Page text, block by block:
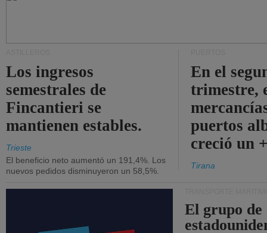
Los ingresos
semestrales de
Fincantieri se
mantienen estables.
Trieste
El beneficio neto aumentó un 191,4%. Los
nuevos pedidos disminuyeron un 58,5%.
En el
trimestre,
puertos
creció un
Tirana
El grupo de